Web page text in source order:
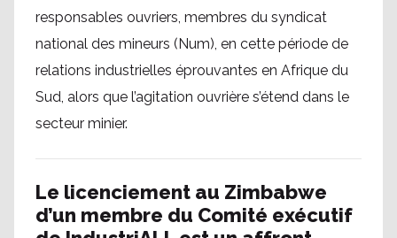
responsables ouvriers, membres du syndicat
national des mineurs (Num), en cette période de
relations industrielles éprouvantes en Afrique du
Sud, alors que l’agitation ouvrière s’étend dans le
secteur minier.
Le licenciement au Zimbabwe
d’un membre du Comité exécutif